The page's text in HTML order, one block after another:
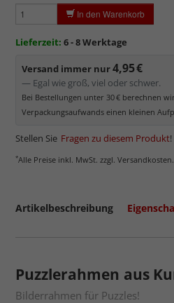
Sehr kratzempfindlich, daher
Elektrostatischgeladen, daher
Partikel angezogen.
In den Warenkorb
Lieferzeit: 6 - 8 Werktage
Versand immer nur4,95 €
— Egal wie groß, viel oder schwer.
Bei Bestellungen unter 30 € berechnen
Verpackungsaufwands einen kleinen
Stellen Sie Fragen zu diesem Produkt!
*Alle Preise inkl. MwSt. zzgl. Versandkosten.
Artikelbeschreibung
Puzzlerahmen aus
Bilderrahmen für Puzzles!